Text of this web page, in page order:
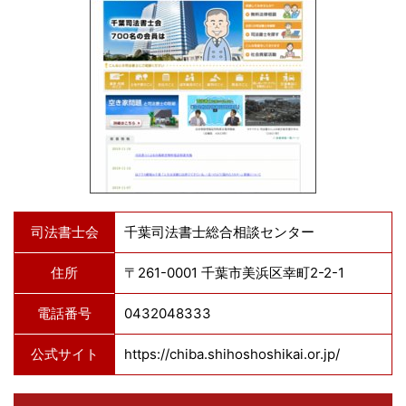
司法書士会 千葉司法書士総合相談センター
住所 〒261-0001 千葉市美浜区幸町2-2-1
電話番号 0432048333
公式サイト https://chiba.shihoshoshikai.or.jp/